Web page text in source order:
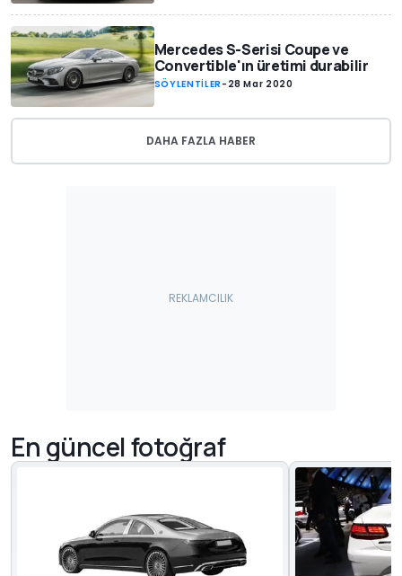
Mercedes S-Serisi Coupe ve
Convertible'ın üretimi durabilir
SÖYLENTİLER - 28 Mar 2020
DAHA FAZLA HABER
En güncel fotoğraf